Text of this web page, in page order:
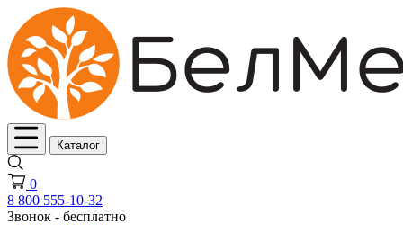
Каталог
0
8 800 555-10-32
Звонок - бесплатно